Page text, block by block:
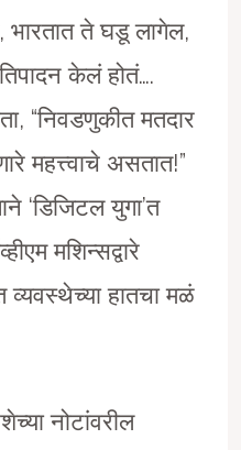
ते घडू लागेल,
केलं होतं….
“निवडणुकीत मतदार
महत्त्वाचे असतात!”
‘डिजिटल युगा’त
मशिन्सद्वारे
व्यवस्थेच्या हातचा मळं
नोटांवरील